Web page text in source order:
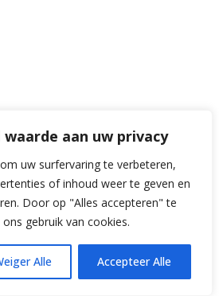
aan uw privacy
uw surfervaring te verbeteren,
of inhoud weer te geven en
Door op "Alles accepteren" te
gebruik van cookies.
Alle Accepteer Alle